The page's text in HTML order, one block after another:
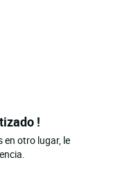
!
en otro lugar, le